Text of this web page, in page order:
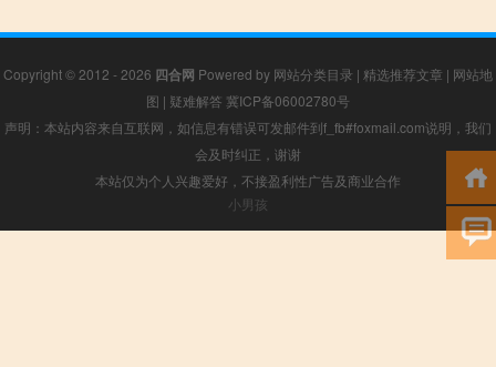
Copyright © 2012 - 2026 四合网 Powered by 网站分类目录 | 精选推荐文章 | 网站地
图 | 疑难解答 冀ICP备06002780号
声明：本站内容来自互联网，如信息有错误可发邮件到f_fb#foxmail.com说明，我们
会及时纠正，谢谢
本站仅为个人兴趣爱好，不接盈利性广告及商业合作
小男孩